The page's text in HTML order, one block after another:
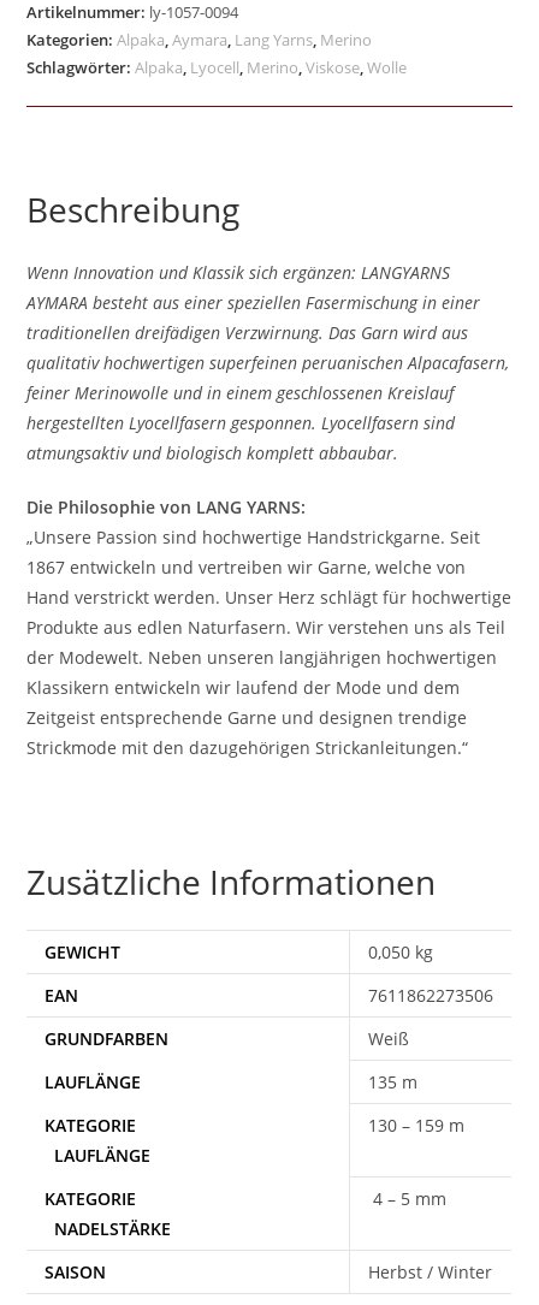
Artikelnummer: ly-1057-0094
Kategorien:Alpaka ,Aymara Lang Yarns Merino
Schlagwörter:Alpaka Lyocell Merino ,Viskose ,Wolle
Beschreibung
Wenn Innovation und Klassik sich ergänzen: LANGYARNS
AYMARA besteht aus einer speziellen Fasermischung in einer
traditionellen dreifädigen Verzwirnung. Das Garn wird aus
qualitativ hochwertigen superfeinen peruanischen Alpacafasern,
feiner Merinowolle und in einem geschlossenen Kreislauf
hergestellten Lyocellfasern gesponnen. Lyocellfasern sind
atmungsaktiv und biologisch komplett abbaubar.
Die Philosophie von LANG YARNS:
„Unsere Passion sind hochwertige Handstrickgarne. Seit
1867 entwickeln und vertreiben wir Garne, welche von
Hand verstrickt werden. Unser Herz schlägt für hochwertige
Produkte aus edlen Naturfasern. Wir verstehen uns als Teil
der Modewelt. Neben unseren langjährigen hochwertigen
Klassikern entwickeln wir laufend der Mode und dem
Zeitgeist entsprechende Garne und designen trendige
Strickmode mit den dazugehörigen Strickanleitungen.“
Zusätzliche Informationen
GEWICHT
0,050 kg
EAN
7611862273506
Weiß
135 m
130 – 159 m
4 – 5 mm
SAISON Herbst / Winter